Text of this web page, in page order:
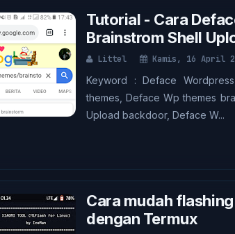
Tutorial - Cara
Brainstrom Shell
Littel Kamis, 16 April
Keyword : Deface
themes, Deface Wp themes
Upload backdoor, Deface W...
Cara mudah
dengan Termux